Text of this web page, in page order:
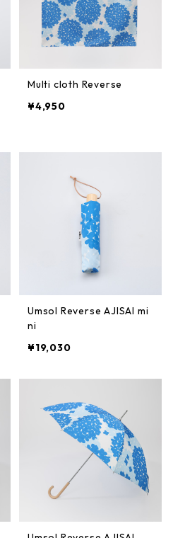
Multi cloth Reverse
¥4,950
Umsol Reverse AJISAI mi
ni
¥19,030